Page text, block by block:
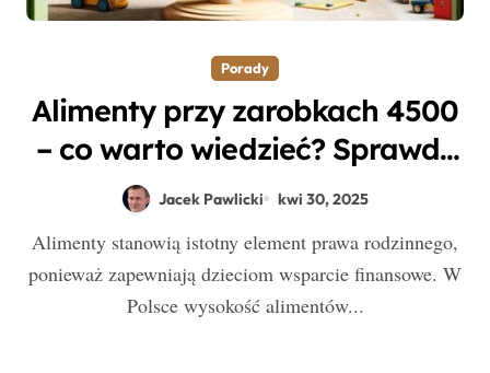
Porady
Alimenty przy zarobkach 4500
– co warto wiedzieć? Sprawdź
tabelę i przepisy!
Jacek Pawlicki kwi 30, 2025
Alimenty stanowią istotny element prawa rodzinnego,
ponieważ zapewniają dzieciom wsparcie finansowe. W
Polsce wysokość alimentów...